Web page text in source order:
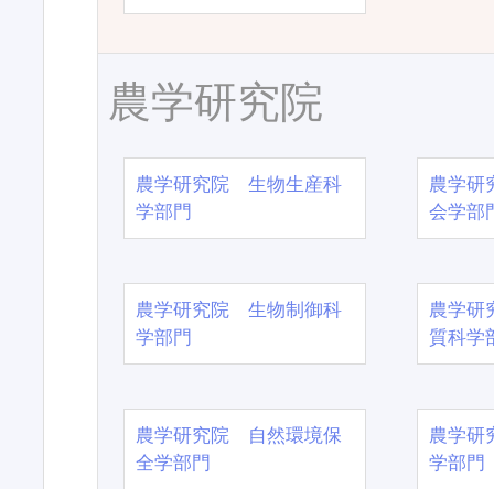
農学研究院
農学研究院 生物生産科
学部門
農学
会学部
農学研究院 生物制御科
学部門
農学
質科学
農学研究院 自然環境保
全学部門
農学
学部門